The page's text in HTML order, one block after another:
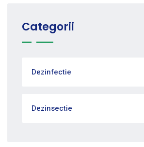
Categorii
Dezinfectie
Dezinsectie